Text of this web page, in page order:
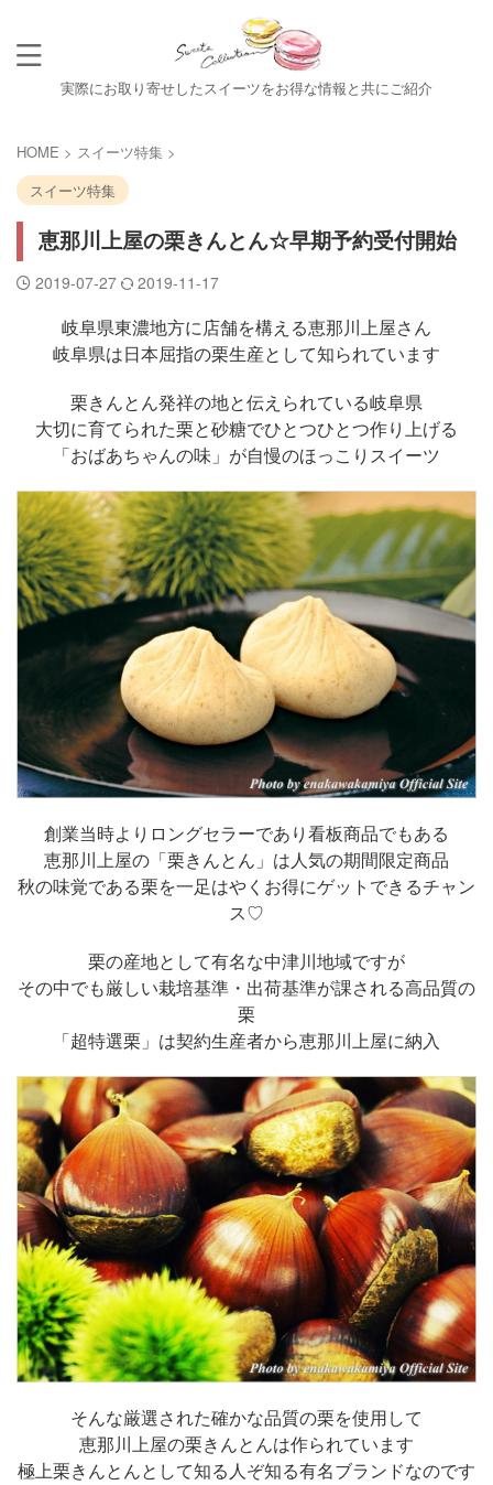
実際にお取り寄せしたスイーツをお得な情報と共にご紹介
HOME > スイーツ特集 >
スイーツ特集
恵那川上屋の栗きんとん☆早期予約受付開始
2019-07-27 2019-11-17
岐阜県東濃地方に店舗を構える恵那川上屋さん
岐阜県は日本屈指の栗生産として知られています
栗きんとん発祥の地と伝えられている岐阜県
大切に育てられた栗と砂糖でひとつひとつ作り上げる
「おばあちゃんの味」が自慢のほっこりスイーツ
創業当時よりロングセラーであり看板商品でもある
恵那川上屋の「栗きんとん」は人気の期間限定商品
秋の味覚である栗を一足はやくお得にゲットできるチャン
ス♡
栗の産地として有名な中津川地域ですが
その中でも厳しい栽培基準・出荷基準が課される高品質の
栗
「超特選栗」は契約生産者から恵那川上屋に納入
そんな厳選された確かな品質の栗を使用して
恵那川上屋の栗きんとんは作られています
極上栗きんとんとして知る人ぞ知る有名ブランドなのです